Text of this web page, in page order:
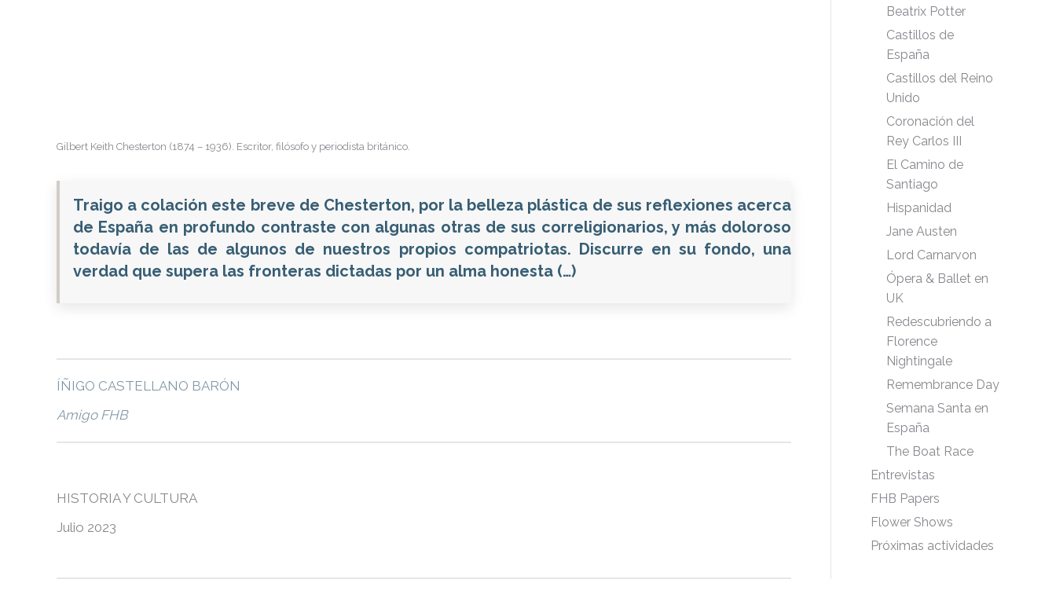
Gilbert Keith Chesterton (1874 – 1936). Escritor, filósofo y periodista británico.
Traigo a colación este breve de Chesterton, por la belleza plástica de sus reflexiones acerca
de España en profundo contraste con algunas otras de sus correligionarios, y más doloroso
todavía de las de algunos de nuestros propios compatriotas. Discurre en su fondo, una
verdad que supera las fronteras dictadas por un alma honesta (…)
ÍÑIGO CASTELLANO BARÓN
Amigo FHB
HISTORIA Y CULTURA
Julio 2023
Beatrix Potter
Castillos de
España
Castillos del Reino
Unido
Coronación del
Rey Carlos III
El Camino de
Santiago
Hispanidad
Jane Austen
Lord Carnarvon
Ópera & Ballet en
UK
Redescubriendo a
Florence
Nightingale
Remembrance Day
Semana Santa en
España
The Boat Race
Entrevistas
FHB Papers
Flower Shows
Próximas actividades